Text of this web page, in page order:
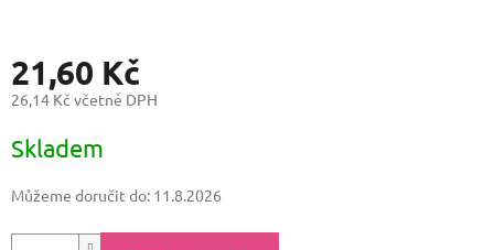
21,60 Kč
26,14 Kč včetně DPH
cena:
Skladem
Můžeme doručit do: 11.8.2026